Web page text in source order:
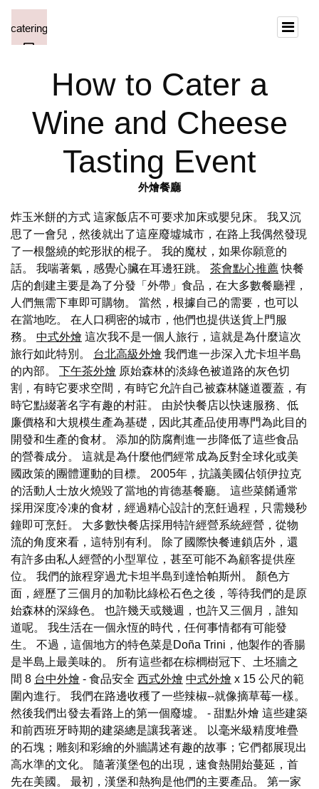
How to Cater a
Wine and Cheese
Tasting Event
外燴餐廳
炸玉米餅的方式 這家飯店不可要求加床或嬰兒床。 我又沉
思了一會兒，然後就出了這座廢墟城市，在路上我偶然發現
了一根盤繞的蛇形狀的棍子。 我的魔杖，如果你願意的
話。 我喘著氣，感覺心臟在耳邊狂跳。 茶會點心推薦快餐
店的創建主要是為了分發「外帶」食品，在大多數餐廳裡，
人們無需下車即可購物。 當然，根據自己的需要，也可以
在當地吃。 在人口稠密的城市，他們也提供送貨上門服
務。 中式外燴 這次我不是一個人旅行，這就是為什麼這次
旅行如此特別。 台北高級外燴 我們進一步深入尤卡坦半島
的內部。 下午茶外燴 原始森林的淡綠色被道路的灰色切
割，有時它要求空間，有時它允許自己被森林隧道覆蓋，有
時它點綴著名字有趣的村莊。 由於快餐店以快速服務、低
廉價格和大規模生產為基礎，因此其產品使用專門為此目的
開發和生產的食材。 添加的防腐劑進一步降低了這些食品
的營養成分。 這就是為什麼他們經常成為反對全球化或美
國政策的團體運動的目標。 2005年，抗議美國佔領伊拉克
的活動人士放火燒毀了當地的肯德基餐廳。 這些菜餚通常
採用深度冷凍的食材，經過精心設計的烹飪過程，只需幾秒
鐘即可烹飪。 大多數快餐店採用特許經營系統經營，從物
流的角度來看，這特別有利。 除了國際快餐連鎖店外，還
有許多由私人經營的小型單位，甚至可能不為顧客提供座
位。 我們的旅程穿過尤卡坦半島到達恰帕斯州。 顏色方
面，經歷了三個月的加勒比綠松石色之後，等待我們的是原
始森林的深綠色。 也許幾天或幾週，也許又三個月，誰知
道呢。 我生活在一個永恆的時代，任何事情都有可能發
生。 不過，這個地方的特色菜是Doña Trini，他製作的香腸
是半島上最美味的。 所有這些都在棕櫚樹冠下、土坯牆之
間 8 台中外燴 - 食品安全 西式外燴 中式外燴 x 15 公尺的範
圍內進行。 我們在路邊收穫了一些辣椒--就像摘草莓一樣。
然後我們出發去看路上的第一個廢墟。 - 甜點外燴 這些建築
和前西班牙時期的建築總是讓我著迷。 以毫米級精度堆疊
的石塊；雕刻和彩繪的外牆講述有趣的故事；它們都展現出
高水準的文化。 隨著漢堡包的出現，速食熱開始蔓延，首
先在美國。 最初，漢堡和熱狗是他們的主要產品。 第一家